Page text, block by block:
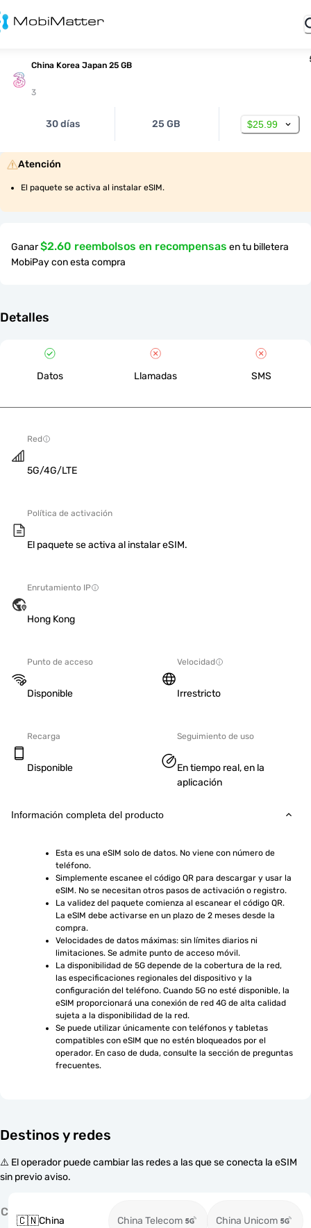
China Korea Japan 25 GB
3
30 días 25 GB $25.99
Atención
El paquete se activa al instalar eSIM.
Ganar$2.60 reembolsos en recompensas en tu billetera
MobiPay con esta compra
Detalles
Datos Llamadas SMS
Red
5G/4G/LTE
Política de activación
El paquete se activa al instalar eSIM.
Enrutamiento IP
Hong Kong
Punto de acceso
Disponible
Velocidad
Irrestricto
Recarga
Disponible
Seguimiento de uso
En tiempo real, en la
aplicación
Información completa del producto
Esta es una eSIM solo de datos. No viene con número de
teléfono.
Simplemente escanee el código QR para descargar y usar la
eSIM. No se necesitan otros pasos de activación o registro.
La validez del paquete comienza al escanear el código QR.
La eSIM debe activarse en un plazo de 2 meses desde la
compra.
Velocidades de datos máximas: sin límites diarios ni
limitaciones. Se admite punto de acceso móvil.
La disponibilidad de 5G depende de la cobertura de la red,
las especificaciones regionales del dispositivo y la
configuración del teléfono. Cuando 5G no esté disponible, la
eSIM proporcionará una conexión de red 4G de alta calidad
sujeta a la disponibilidad de la red.
Se puede utilizar únicamente con teléfonos y tabletas
compatibles con eSIM que no estén bloqueados por el
operador. En caso de duda, consulte la sección de preguntas
frecuentes.
Destinos y redes
⚠️ El operador puede cambiar las redes a las que se conecta la eSIM
sin previo aviso.
C
🇨🇳China China Telecom China Unicom